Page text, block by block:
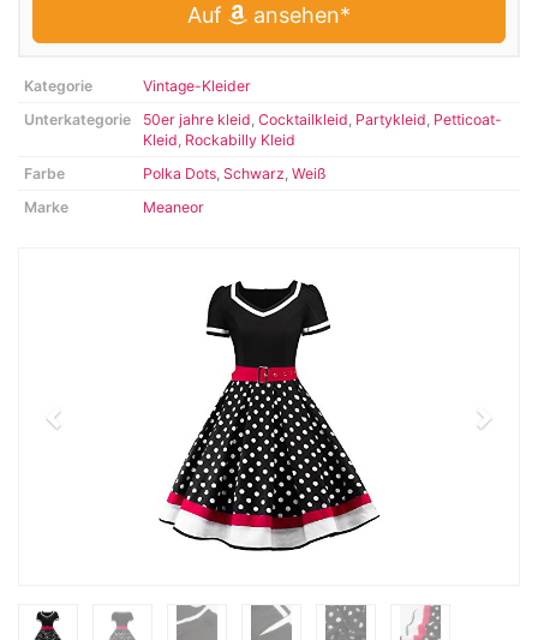
Auf ansehen*
Kategorie
Vintage-Kleider
Unterkategorie
50er jahre kleid, Cocktailkleid, Partykleid, Petticoat-
Kleid, Rockabilly Kleid
Farbe
Polka Dots, Schwarz, Weiß
Marke
Meaneor